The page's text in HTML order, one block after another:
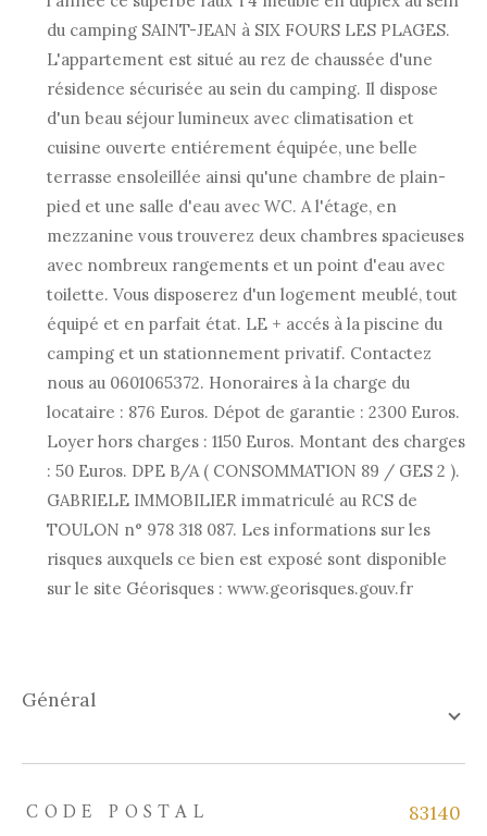
du camping SAINT-JEAN à SIX FOURS LES PLAGES.
L'appartement est situé au rez de chaussée d'une
résidence sécurisée au sein du camping. Il dispose
d'un beau séjour lumineux avec climatisation et
cuisine ouverte entiérement équipée, une belle
terrasse ensoleillée ainsi qu'une chambre de plain-
pied et une salle d'eau avec WC. A l'étage, en
mezzanine vous trouverez deux chambres spacieuses
avec nombreux rangements et un point d'eau avec
toilette. Vous disposerez d'un logement meublé, tout
équipé et en parfait état. LE + accés à la piscine du
camping et un stationnement privatif. Contactez
nous au 0601065372. Honoraires à la charge du
locataire : 876 Euros. Dépot de garantie : 2300 Euros.
Loyer hors charges : 1150 Euros. Montant des charges
: 50 Euros. DPE B/A ( CONSOMMATION 89 / GES 2 ).
GABRIELE IMMOBILIER immatriculé au RCS de
TOULON n° 978 318 087. Les informations sur les
risques auxquels ce bien est exposé sont disponible
sur le site Géorisques : www.georisques.gouv.fr
général
TRAD_ZEPHYR_Caracteristique TRAD_ZEPHYR_Valeurs
CODE POSTAL 83140